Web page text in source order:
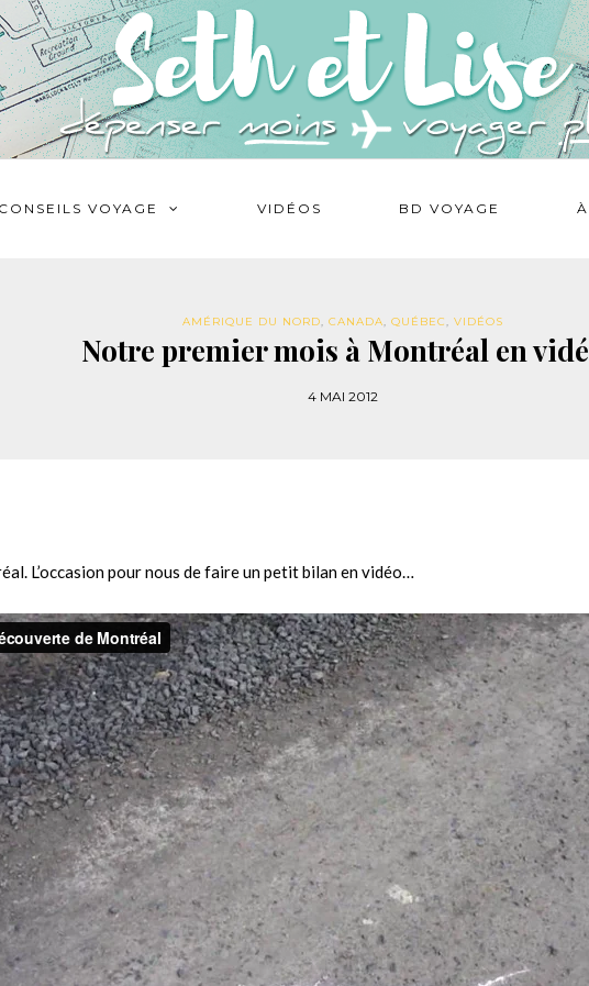
CONSEILS VOYAGE VIDÉOS BD VOYAGE
AMÉRIQUE DU NORD, CANADA, QUÉBEC, VIDÉOS
Notre premier mois à Montréal en
4 MAI 2012
L’occasion pour nous de faire un petit bilan en vidéo…